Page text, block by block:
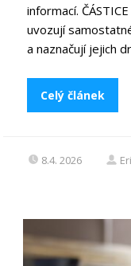
informací.
uvozují
a naznačují jejich
Celý článek
8.4. 2026